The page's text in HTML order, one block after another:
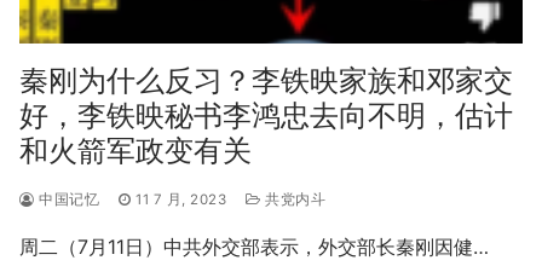
秦刚为什么反习？李铁映家族和邓家交
好，李铁映秘书李鸿忠去向不明，估计
和火箭军政变有关
中国记忆 11 7 月, 2023 共党内斗
周二（7月11日）中共外交部表示，外交部长秦刚因健…